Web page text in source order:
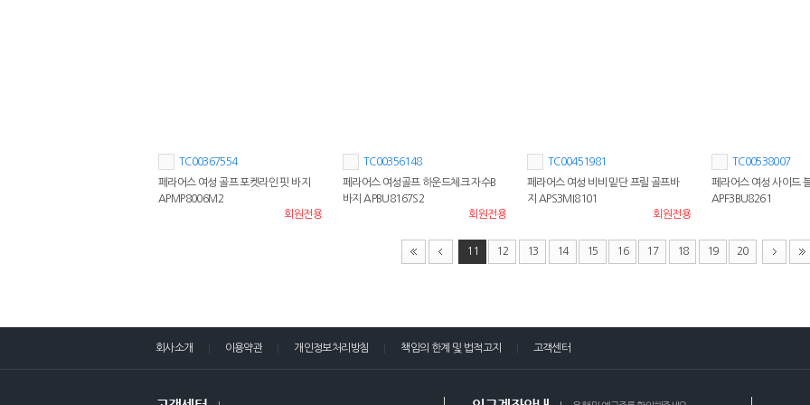
TC00367554
페라어스 여성 골프 포켓라인 핏 바지
APMP8006M2
회원전용
TC00356148
페라어스 여성골프 하운드체크 자수B
바지 APBU8167S2
회원전용
TC00451981
페라어스 여성 비비 밑단 프릴 골프바
지 APS3MI8101
회원전용
TC00538007
페라어스 여성 사이드
APF3BU8261
11 12 13 14 15 16 17 18 19 20
회사소개 이용약관 개인정보처리방침 책임의 한계 및 법적고지 고객센터